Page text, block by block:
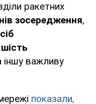
ракетних
зосередження,
шість
іншу важливу
показали,